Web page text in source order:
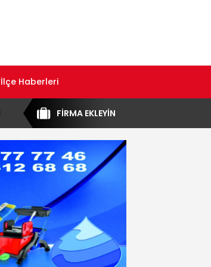
İlçe Haberleri
FİRMA EKLEYİN